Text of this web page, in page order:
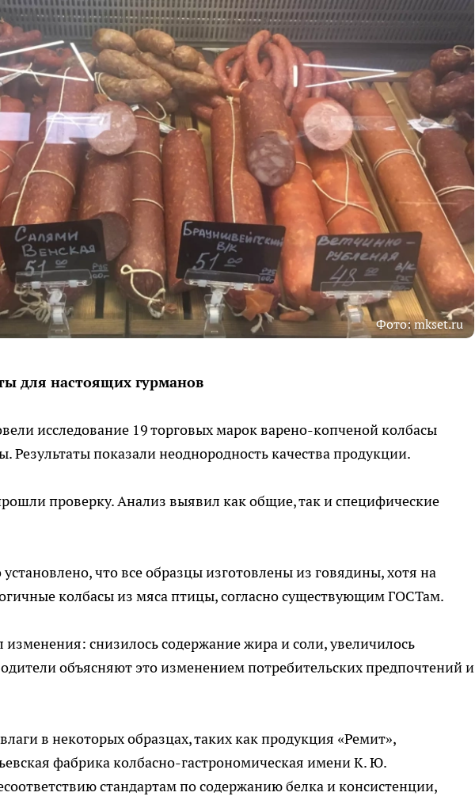
Фото: mkset.ru
для настоящих гурманов
исследование 19 торговых марок варено-копченой колбасы
Результаты показали неоднородность качества продукции.
проверку. Анализ выявил как общие, так и специфические
что все образцы изготовлены из говядины, хотя на
колбасы из мяса птицы, согласно существующим ГОСТам.
изменения: снизилось содержание жира и соли, увеличилось
объясняют это изменением потребительских предпочтений и
в некоторых образцах, таких как продукция «Ремит»,
фабрика колбасно-гастрономическая имени К. Ю.
стандартам по содержанию белка и консистенции,